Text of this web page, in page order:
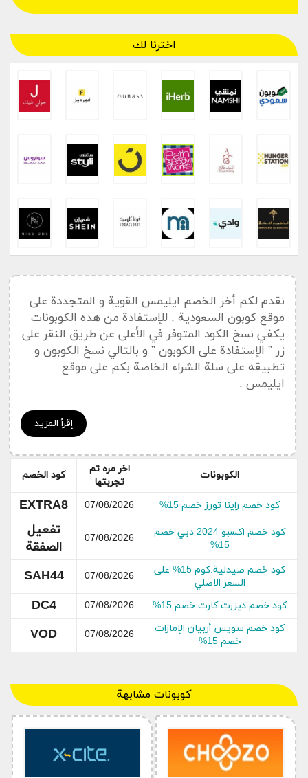
اخترنا لك
إقرأ المزيد
نقدم لكم أخر الخصم ايليمس القوية و المتجددة على
موقع كوبون السعودية , للإستفادة من هده الكوبونات
يكفي نسخ الكود المتوفر في الأعلى عن طريق النقر على
زر ” الإستفادة على الكوبون ” و بالتالي نسخ الكوبون و
تطبيقه على سلة الشراء الخاصة بكم على موقع
ايليمس .
أخر القسائم و أكواد خصم ايليمس
عروض الميس: خصم ثابت %15 على جميع شيء + هدية
مجانية | كود خصم الميس مجرب
درهم أو ما يعادله بالريال السعودي + خصم إضافي %15
معلومات عن ايليمس
إلميس هي ماركة مشهورة بريطانية فاخرة والتي تنضم
إلى المكونات الطبيعية الرائعة والابتكار المتطور
لتقديم سلع العناية بالبشرة والجسم التي أثبتت
فعاليتها تجريبياً. التعريفات المتفوقة للعلامة التجارية
جديرة بالملاحظة في صناعة العناية بالبشرة
الكوبونات
اخر مره تم
تجربتها
كود الخصم
كود خصم راينا تورز خصم 15% 07/08/2026
EXTRA8
كود خصم اكسبو 2024 دبي خصم
15%
07/08/2026
تفعيل
الصفقة
كود خصم صيدلية.كوم 15% على
السعر الاصلي
07/08/2026
SAH44
كود خصم ديزرت كارت خصم 15% 07/08/2026
DC4
كود خصم سويس أربيان الإمارات
خصم 15%
07/08/2026
VOD
كوبونات مشابهة